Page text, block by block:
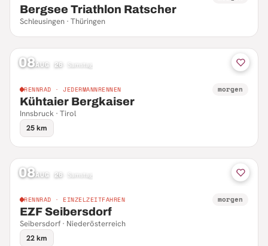
Bergsee Triathlon Ratscher
Schleusingen · Thüringen
08AUG 26 Samstag
RENNRAD · JEDERMANNRENNEN morgen
Kühtaier Bergkaiser
Innsbruck · Tirol
25 km
08AUG 26 Samstag
RENNRAD · EINZELZEITFAHREN morgen
EZF Seibersdorf
Seibersdorf · Niederösterreich
22 km